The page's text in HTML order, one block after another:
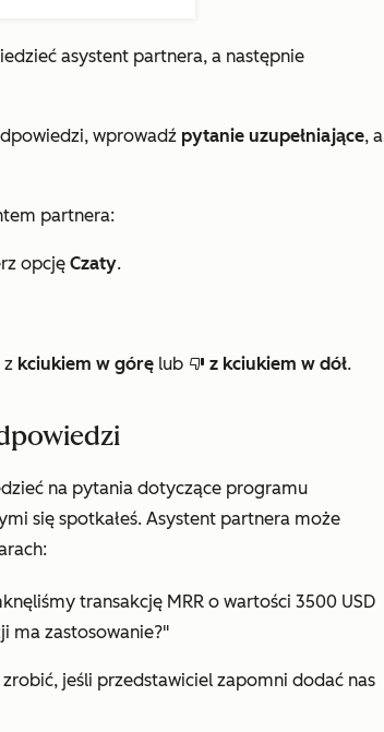
asystent partnera, a następnie
wprowadź pytanie uzupełniające, a
partnera:
opcję Czaty.
z kciukiem w górę lub thumbsDown z kciukiem w dół.
na pytania dotyczące programu
się spotkałeś. Asystent partnera może
transakcję MRR o wartości 3500 USD
ma zastosowanie?"
jeśli przedstawiciel zapomni dodać nas